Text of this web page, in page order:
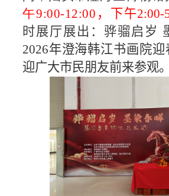
午9:00-12:00 ，下午2:00-
时展厅展出：骅骝启
2026年澄海韩江书画院
迎广大市民朋友前来参观。